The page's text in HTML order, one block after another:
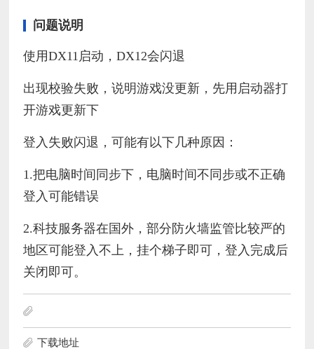
问题说明
使用DX11启动，DX12会闪退
出现校验失败，说明游戏没更新，先用启动器打
开游戏更新下
登入失败闪退，可能有以下几种原因：
1.把电脑时间同步下，电脑时间不同步或不正确
登入可能错误
2.科技服务器在国外，部分防火墙监管比较严的
地区可能登入不上，挂个梯子即可，登入完成后
关闭即可。
下载地址